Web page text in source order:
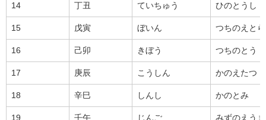
14 丁丑 ていちゅう ひのとうし
15 戊寅 ぼいん つちのえとら
16 己卯 きぼう つちのとう
17 庚辰 こうしん かのえたつ
18 辛巳 しんし かのとみ
19 壬午 じんご みずのえうま